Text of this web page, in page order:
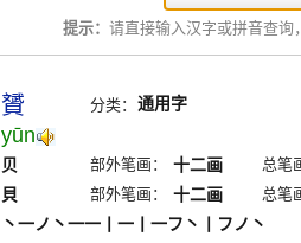
提示： 请直接输入汉字或拼音查询
贇 分类： 通用字
yūn
贝 部外笔画： 十二画
总笔
貝 部外笔画： 十二画
总笔
丶一ノ丶一一丨一丨一フ丶丨フノ丶